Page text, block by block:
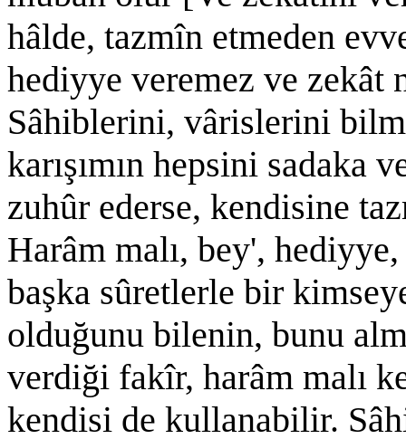
hâlde, tazmîn etmeden
hediyye veremez ve zekât
Sâhiblerini, vârislerini
karışımın hepsini sadaka
zuhûr ederse, kendisine
Harâm malı, bey',
başka sûretlerle bir
olduğunu bilenin, bunu
verdiği fakîr, harâm malı
kendisi de kullanabilir.